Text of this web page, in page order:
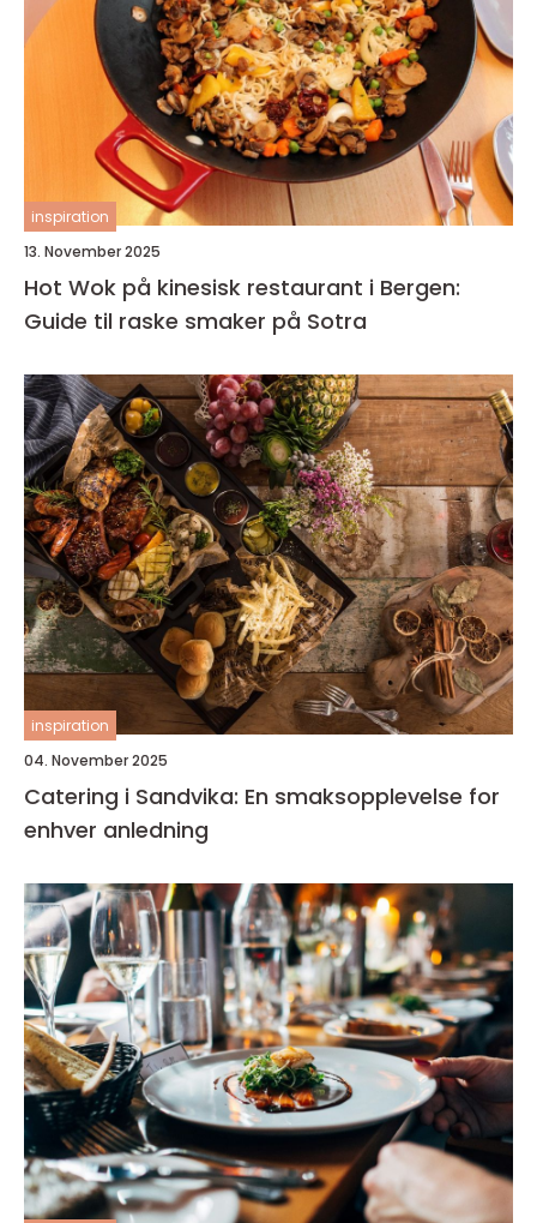
inspiration
13. November 2025
Hot Wok på kinesisk restaurant i Bergen:
Guide til raske smaker på Sotra
inspiration
04. November 2025
Catering i Sandvika: En smaksopplevelse for
enhver anledning